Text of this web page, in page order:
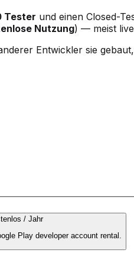
Tester und einen Closed-
Nutzung) — meist
Entwickler sie
/ Jahr
Play developer account rental.